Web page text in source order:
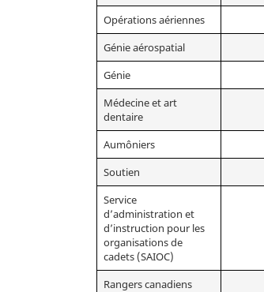
Opérations aériennes
Génie aérospatial
Génie
Médecine et art
dentaire
Aumôniers
Soutien
Service
d’administration et
d’instruction pour les
organisations de
cadets (SAIOC)
Rangers canadiens